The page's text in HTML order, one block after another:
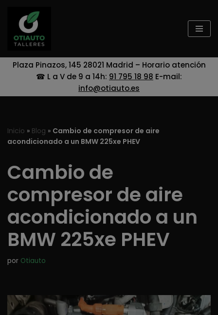
Saltar
contenido
Plaza Pinazos, 145 28021 Madrid – Horario atención
☎ L a V de 9 a 14h: 91 795 18 98 E-mail:
info@otiauto.es
Inicio » Blog » Cambio de compresor de aire
acondicionado a un BMW 225xe PHEV
Cambio de
compresor de aire
acondicionado a un
BMW 225xe PHEV
por Otiauto